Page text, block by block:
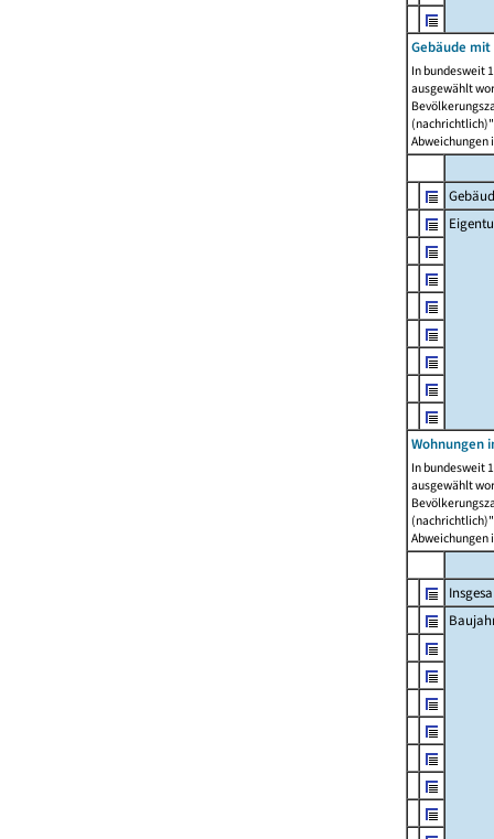
Gebäude
In bundesweit
ausgewählt
Abweichungen
Wohnungen
In bundesweit
ausgewählt
Abweichungen